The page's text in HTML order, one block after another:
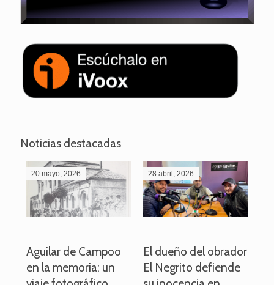
Noticias destacadas
20 mayo, 2026
Aguilar de Campoo
en la memoria: un
28 abril, 2026
El dueño del obrador
El Negrito defiende